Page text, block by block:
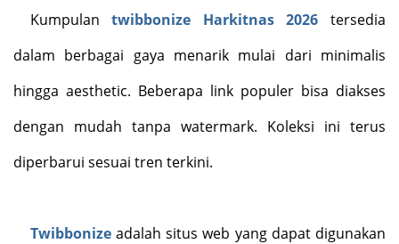
Kumpulantwibbonize Harkitnas 2026 tersedia
dalam berbagai gaya menarik mulai dari minimalis
hingga aesthetic. Beberapa link populer bisa diakses
dengan mudah tanpa watermark. Koleksi ini terus
diperbarui sesuai tren terkini.
Twibbonizeadalah situs web yang dapat digunakan